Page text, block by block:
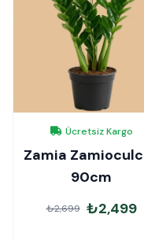
Ücretsiz Kargo
Zamia
90cm
₺2,699 ₺2,499